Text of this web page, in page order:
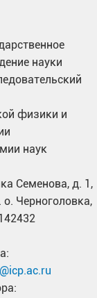
науки
физики и
наук
Семенова, д. 1,
о. Черноголовка,